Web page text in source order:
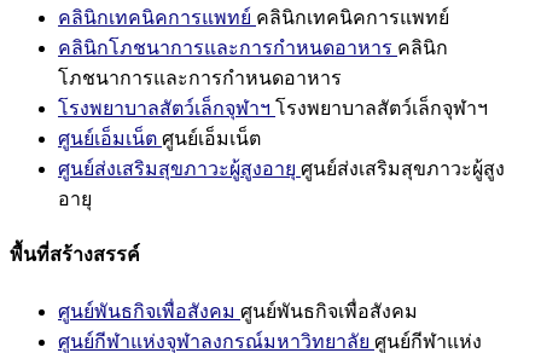
คลินิกเทคนิคการแพทย์ คลินิกเทคนิคการแพทย์
คลินิกโภชนาการและการกำหนดอาหาร คลินิก
โภชนาการและการกำหนดอาหาร
โรงพยาบาลสัตว์เล็กจุฬาฯ โรงพยาบาลสัตว์เล็กจุฬาฯ
ศูนย์เอ็มเน็ต ศูนย์เอ็มเน็ต
ศูนย์ส่งเสริมสุขภาวะผู้สูงอายุ ศูนย์ส่งเสริมสุขภาวะผู้สูง
อายุ
พื้นที่สร้างสรรค์
ศูนย์พันธกิจเพื่อสังคม ศูนย์พันธกิจเพื่อสังคม
ศูนย์กีฬาแห่งจุฬาลงกรณ์มหาวิทยาลัย ศูนย์กีฬาแห่ง